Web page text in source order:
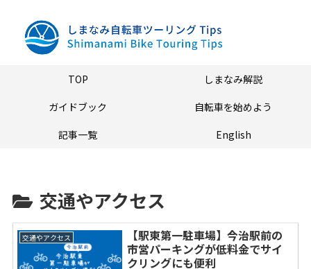
TOP
しまなみ解説
ガイドブック
自転車を始めよう
記事一覧
English
交通やアクセス
交通やアクセス
【駅東第一駐車場】今治駅前の
市営パーキングが低料金でサイ
クリングにも便利